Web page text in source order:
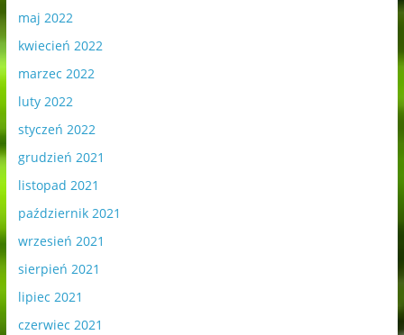
maj 2022
kwiecień 2022
marzec 2022
luty 2022
styczeń 2022
grudzień 2021
listopad 2021
październik 2021
wrzesień 2021
sierpień 2021
lipiec 2021
czerwiec 2021